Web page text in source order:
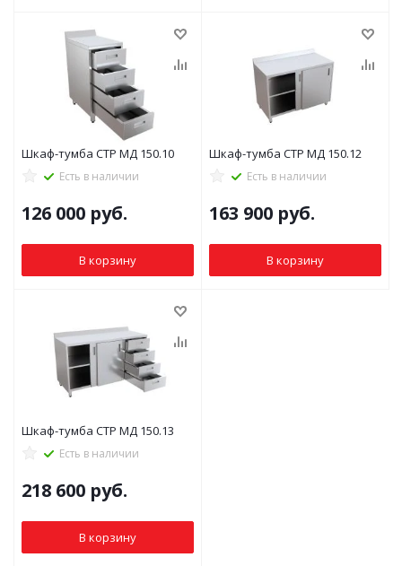
Шкаф-тумба СТР МД 150.10
Есть в наличии
126 000 руб.
В корзину
Шкаф-тумба СТР МД 150.12
Есть в наличии
163 900 руб.
В корзину
Шкаф-тумба СТР МД 150.13
Есть в наличии
218 600 руб.
В корзину